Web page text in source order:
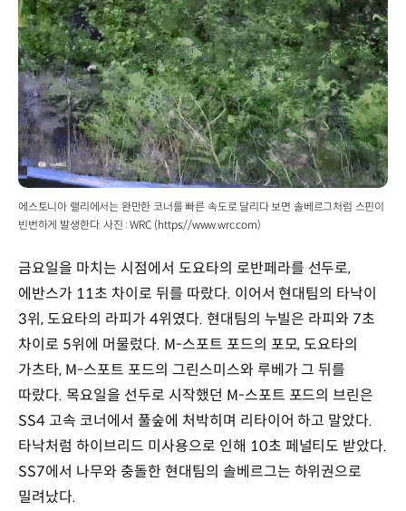
에스토니아 랠리에서는 완만한 코너를 빠른 속도로 달리다 보면 솔베르그처럼 스핀이
빈번하게 발생한다. 사진 : WRC (https://www.wrc.com)
금요일을 마치는 시점에서 도요타의 로반페라를 선두로,
에반스가 11초 차이로 뒤를 따랐다. 이어서 현대팀의 타낙이
3위, 도요타의 라피가 4위였다. 현대팀의 누빌은 라피와 7초
차이로 5위에 머물렀다. M-스포트 포드의 포모, 도요타의
가츠타, M-스포트 포드의 그린스미스와 루베가 그 뒤를
따랐다. 목요일을 선두로 시작했던 M-스포트 포드의 브린은
SS4 고속 코너에서 풀숲에 처박히며 리타이어 하고 말았다.
타낙처럼 하이브리드 미사용으로 인해 10초 페널티도 받았다.
SS7에서 나무와 충돌한 현대팀의 솔베르그는 하위권으로
밀려났다.